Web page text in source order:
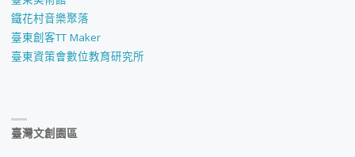
鐵花村音樂聚落
臺東創客TT Maker
臺東資策會數位教育研究所
臺灣文創園區